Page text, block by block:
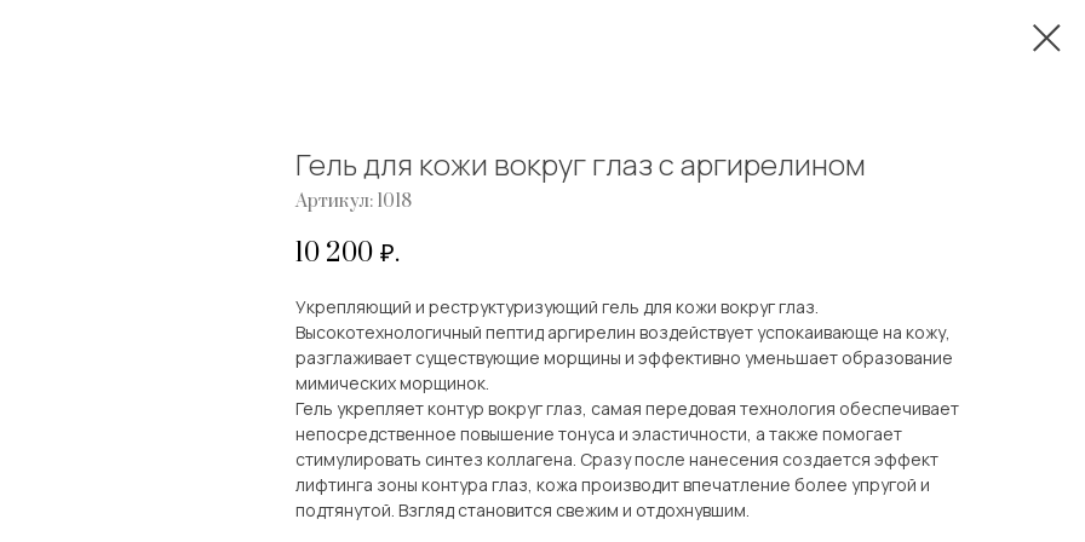
Гель для кожи вокруг глаз с аргирелином
Артикул: 1018
10 200 ₽.
Укрепляющий и реструктуризующий гель для кожи вокруг глаз.
Высокотехнологичный пептид аргирелин воздействует успокаивающе на кожу,
разглаживает существующие морщины и эффективно уменьшает образование
мимических морщинок.
Гель укрепляет контур вокруг глаз, самая передовая технология обеспечивает
непосредственное повышение тонуса и эластичности, а также помогает
стимулировать синтез коллагена. Сразу после нанесения создается эффект
лифтинга зоны контура глаз, кожа производит впечатление более упругой и
подтянутой. Взгляд становится свежим и отдохнувшим.